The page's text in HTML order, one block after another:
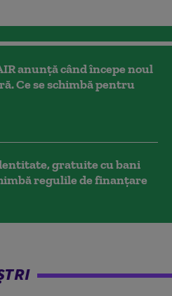
anunță când începe noul
Ce se schimbă pentru
gratuite cu bani
regulile de finanțare